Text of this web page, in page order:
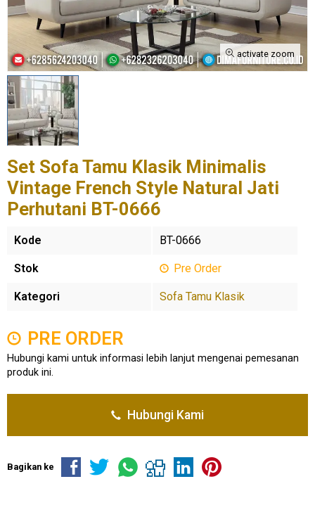
activate zoom
Set Sofa Tamu Klasik Minimalis
Vintage French Style Natural Jati
Perhutani BT-0666
Kode BT-0666
Stok Pre Order
Kategori Sofa Tamu Klasik
PRE ORDER
Hubungi kami untuk informasi lebih lanjut mengenai pemesanan
produk ini.
Hubungi Kami
Bagikan ke